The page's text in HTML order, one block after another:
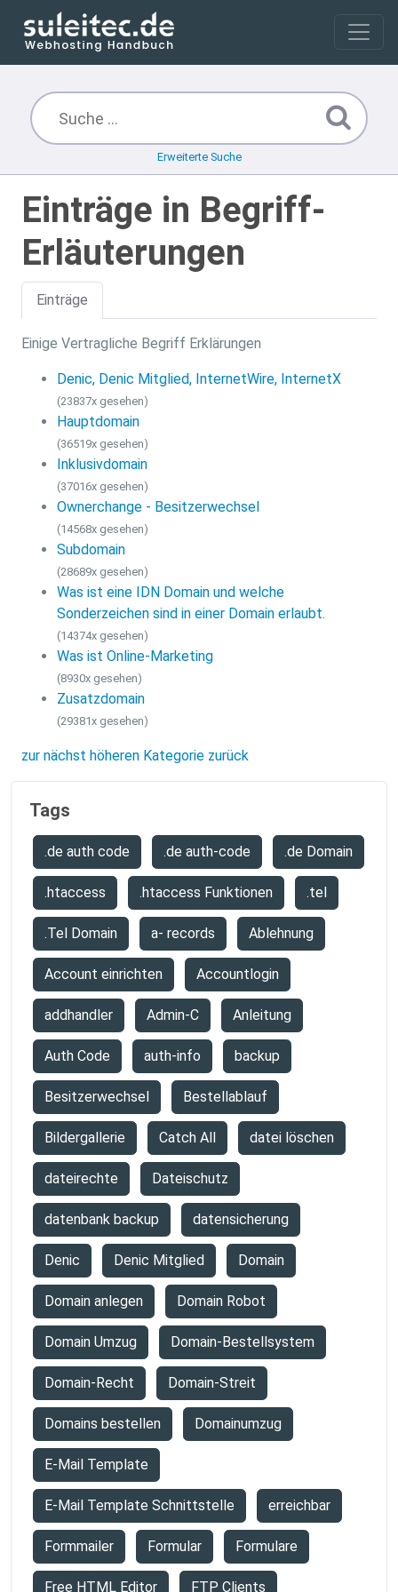
Erweiterte Suche
Einträge in Begriff-
Erläuterungen
Einträge
Einige Vertragliche Begriff Erklärungen
Denic, Denic Mitglied, InternetWire, InternetX
(23837x gesehen)
Hauptdomain
(36519x gesehen)
Inklusivdomain
(37016x gesehen)
Ownerchange - Besitzerwechsel
(14568x gesehen)
Subdomain
(28689x gesehen)
Was ist eine IDN Domain und welche
Sonderzeichen sind in einer Domain erlaubt.
(14374x gesehen)
Was ist Online-Marketing
(8930x gesehen)
Zusatzdomain
(29381x gesehen)
zur nächst höheren Kategorie zurück
Tags
.de auth code .de auth-code .de Domain
.htaccess .htaccess Funktionen .tel
.Tel Domain a- records Ablehnung
Account einrichten Accountlogin
addhandler Admin-C Anleitung
Auth Code auth-info backup
Besitzerwechsel Bestellablauf
Bildergallerie Catch All datei löschen
dateirechte Dateischutz
datenbank backup datensicherung
Denic Denic Mitglied Domain
Domain anlegen Domain Robot
Domain Umzug Domain-Bestellsystem
Domain-Recht Domain-Streit
Domains bestellen Domainumzug
E-Mail Template
E-Mail Template Schnittstelle erreichbar
Formmailer Formular Formulare
Free HTML Editor FTP Clients